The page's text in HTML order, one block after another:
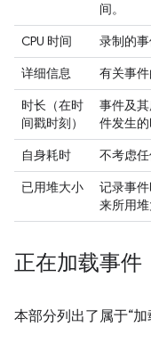
间。
CPU 时间
录制的事
详细信息
有关事件
时长（在时
间戳时刻）
事件及
件发生的
自身耗时
不考虑
已用堆大小
记录事
来所用堆
正在加载事件
本部分列出了属于“加